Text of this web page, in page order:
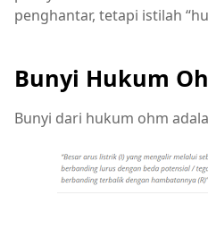
penghantar, tetapi istilah
Bunyi Hukum
Bunyi dari hukum ohm